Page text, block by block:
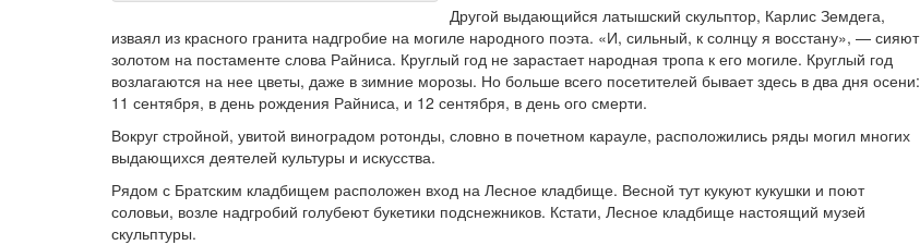
Другой выдающийся латышский скульптор, Карлис Земдега,
изваял из красного гранита надгробие на могиле народного поэта. «И, сильный, к солнцу я восстану», — сияют
золотом на постаменте слова Райниса. Круглый год не зарастает народная тропа к его могиле. Круглый год
возлагаются на нее цветы, даже в зимние морозы. Но больше всего посетителей бывает здесь в два дня осени:
11 сентября, в день рождения Райниса, и 12 сентября, в день ого смерти.
Вокруг стройной, увитой виноградом ротонды, словно в почетном карауле, расположились ряды могил многих
выдающихся деятелей культуры и искусства.
Рядом с Братским кладбищем расположен вход на Лесное кладбище. Весной тут кукуют кукушки и поют
соловьи, возле надгробий голубеют букетики подснежников. Кстати, Лесное кладбище настоящий музей
скульптуры.